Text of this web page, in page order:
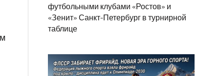
футбольными клубами «Ростов» и
«Зенит» Санкт-Петербург в турнирной
таблице